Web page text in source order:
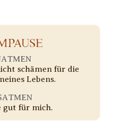
schämen für die
Lebens.
gut für mich.